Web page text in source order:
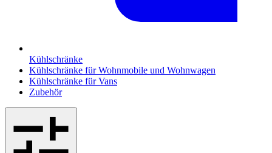
Kühlschränke
Kühlschränke für Wohnmobile und Wohnwagen
Kühlschränke für Vans
Zubehör